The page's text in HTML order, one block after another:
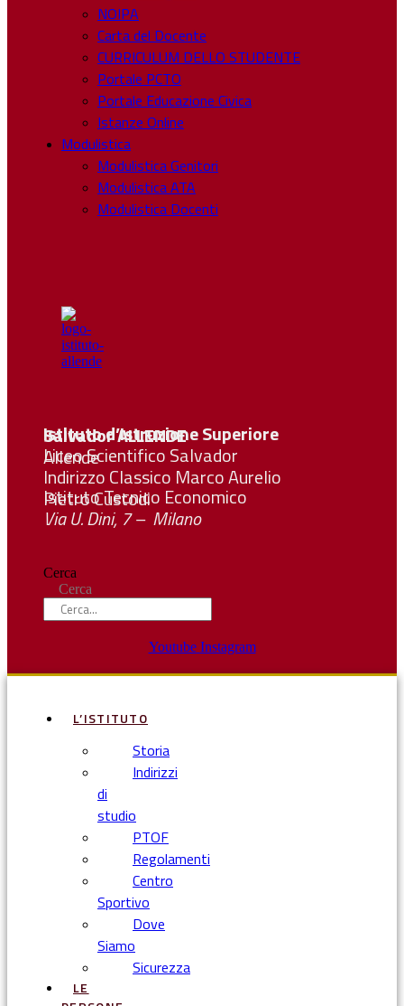
NOIPA
Carta del Docente
CURRICULUM DELLO STUDENTE
Portale PCTO
Portale Educazione Civica
Istanze Online
Modulistica
Modulistica Genitori
Modulistica ATA
Modulistica Docenti
Istituto d’Istruzione Superiore SalvadorALLENDE
Liceo Scientifico Salvador Allende
Indirizzo Classico Marco Aurelio
Istituto Tecnico Economico Pietro Custodi
Via U. Dini, 7 – Milano
Cerca
Cerca
Youtube Instagram
L’ISTITUTO
Storia
Indirizzi
di
studio
PTOF
Regolamenti
Centro
Sportivo
Dove
Siamo
Sicurezza
LE